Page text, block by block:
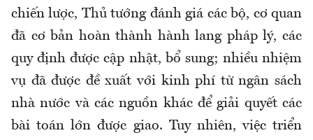
chiến lược, Thủ tướng đánh giá các bộ, cơ quan
đã cơ bản hoàn thành hành lang pháp lý, các
quy định được cập nhật, bổ sung; nhiều nhiệm
vụ đã được đề xuất với kinh phí từ ngân sách
nhà nước và các nguồn khác để giải quyết các
bài toán lớn được giao. Tuy nhiên, việc triển